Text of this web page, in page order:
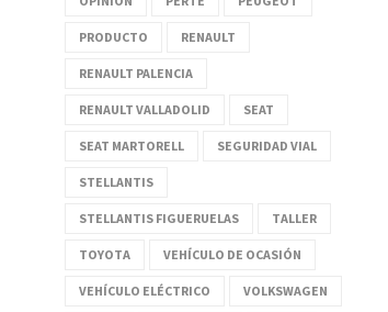
PRODUCTO RENAULT
RENAULT PALENCIA
RENAULT VALLADOLID SEAT
SEAT MARTORELL SEGURIDAD VIAL
STELLANTIS
STELLANTIS FIGUERUELAS TALLER
TOYOTA VEHÍCULO DE OCASIÓN
VEHÍCULO ELÉCTRICO VOLKSWAGEN